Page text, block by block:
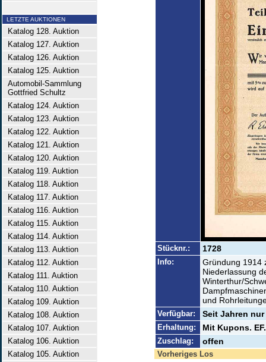
LETZTE AUKTIONEN
Katalog 128. Auktion
Katalog 127. Auktion
Katalog 126. Auktion
Katalog 125. Auktion
Automobil-Sammlung
Gottfried Schultz
Katalog 124. Auktion
Katalog 123. Auktion
Katalog 122. Auktion
Katalog 121. Auktion
Katalog 120. Auktion
Katalog 119. Auktion
Katalog 118. Auktion
Katalog 117. Auktion
Katalog 116. Auktion
Katalog 115. Auktion
Katalog 114. Auktion
Katalog 113. Auktion
Katalog 112. Auktion
Katalog 111. Auktion
Katalog 110. Auktion
Katalog 109. Auktion
Katalog 108. Auktion
Katalog 107. Auktion
Katalog 106. Auktion
Katalog 105. Auktion
Stücknr.: 1728
Info:
Gründung 1914
Niederlassung
Winterthur/
und
Verfügbar: Seit Jahren
Erhaltung: Mit Kupons. EF.
Zuschlag: offen
Vorheriges Los